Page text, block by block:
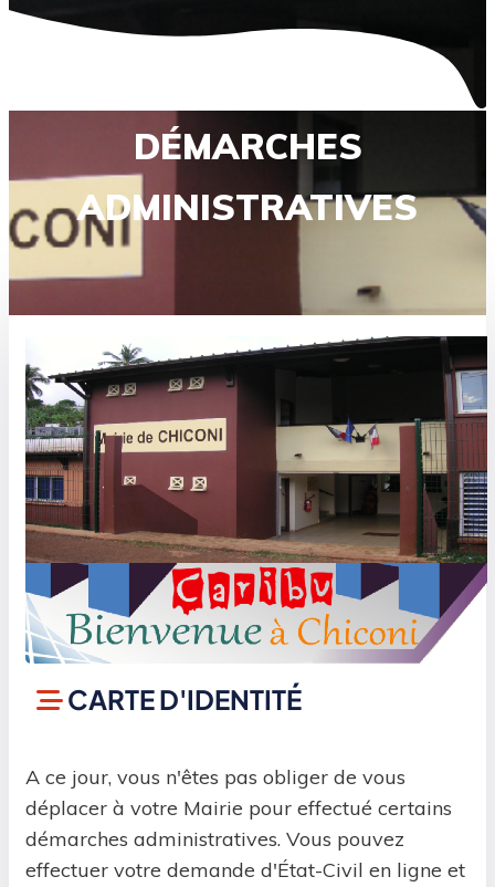
DÉMARCHES
ADMINISTRATIVES
CARTE D'IDENTITÉ
A ce jour, vous n'êtes pas obliger de vous
déplacer à votre Mairie pour effectué certains
démarches administratives. Vous pouvez
effectuer votre demande d'État-Civil en ligne et